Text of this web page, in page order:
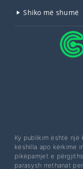
Shiko më shumë
Ky publikim është një
këshilla apo kërkime
pikëpamjet e
parasysh rrethanat